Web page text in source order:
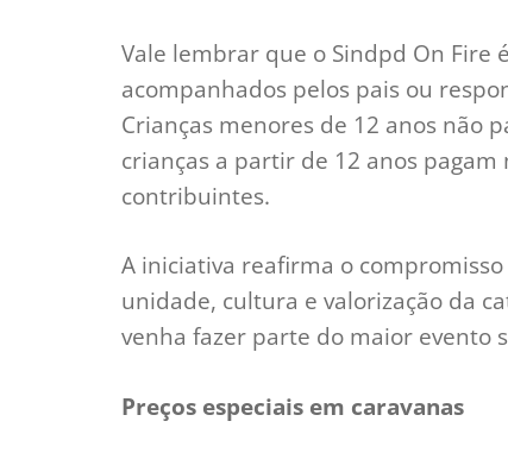
Vale lembrar que o Sindpd On Fire
acompanhados pelos pais ou
Crianças menores de 12 anos não
crianças a partir de 12 anos
contribuintes.
A iniciativa reafirma o
unidade, cultura e valorização da
venha fazer parte do maior evento
Preços especiais em caravanas